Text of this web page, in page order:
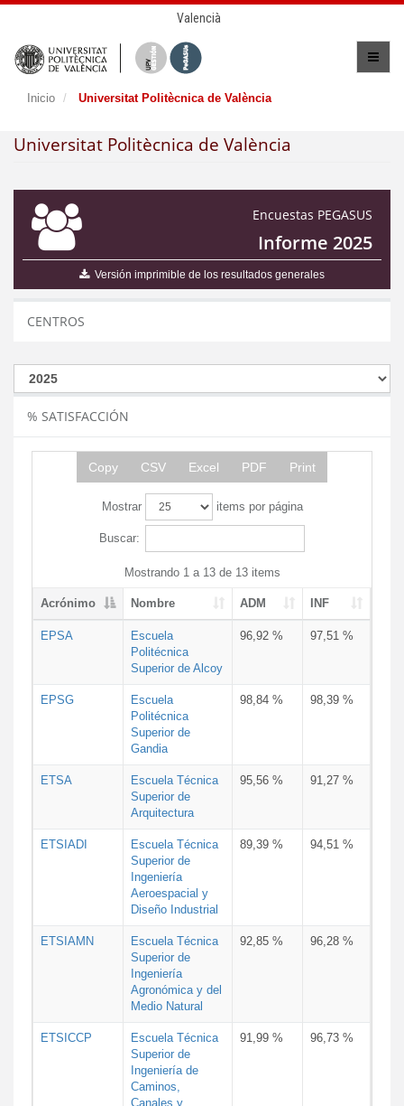
Valencià
Inicio Universitat Politècnica de València
Universitat Politècnica de València
Encuestas PEGASUS
Informe 2025
Versión imprimible de los resultados generales
CENTROS
% SATISFACCIÓN
Copy CSV Excel PDF Print
Mostrar items por página
Buscar:
Mostrando 1 a 13 de 13 items
Acrónimo Nombre ADM INF
EPSA
Escuela
Politécnica
Superior de Alcoy
96,92 % 97,51 %
EPSG
Escuela
Politécnica
Superior de
Gandia
98,84 % 98,39 %
ETSA
Escuela Técnica
Superior de
Arquitectura
95,56 % 91,27 %
ETSIADI
Escuela Técnica
Superior de
Ingeniería
Aeroespacial y
Diseño Industrial
89,39 % 94,51 %
ETSIAMN
Escuela Técnica
Superior de
Ingeniería
Agronómica y del
Medio Natural
92,85 % 96,28 %
ETSICCP
Escuela Técnica
Superior de
Ingeniería de
Caminos,
Canales y
91,99 % 96,73 %